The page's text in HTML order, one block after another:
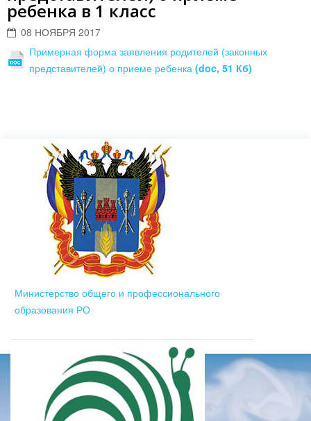
ребенка в 1 класс
08 НОЯБРЯ 2017
Примерная форма заявления родителей (законных
представителей) о приеме ребенка (doc, 51 Кб)
Министерство общего и профессионального
образования РО